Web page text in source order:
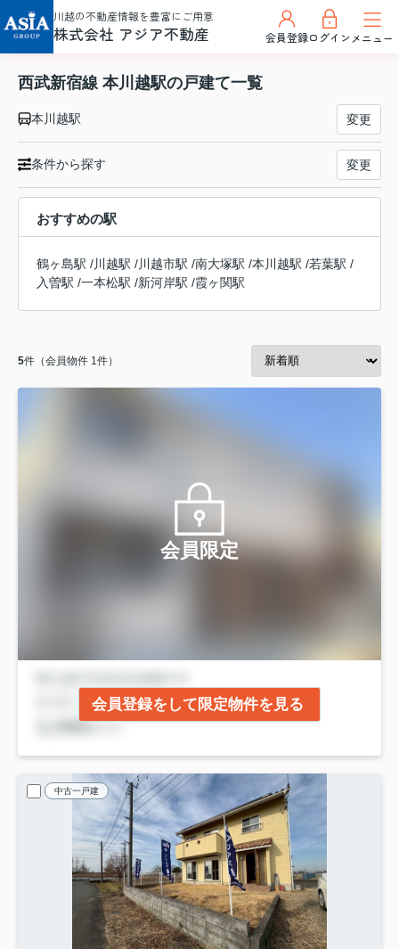
川越の不動産情報を豊富にご用意
株式会社 アジア不動産 会員登録ログインメニュー
西武新宿線 本川越駅の戸建て一覧
本川越駅 変更
条件から探す 変更
おすすめの駅
鶴ヶ島駅 /川越駅 /川越市駅 /南大塚駅 /本川越駅 /若葉駅 /
入曽駅 /一本松駅 /新河岸駅 /霞ヶ関駅
5件（会員物件 1件）
会員限定
会員登録をして限定物件を見る
中古一戸建